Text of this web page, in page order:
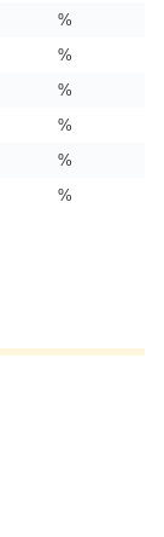
%
%
%
%
%
%